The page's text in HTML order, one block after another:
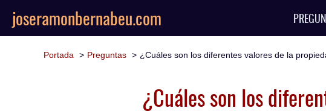
joseramonbernabeu.com
Portada Preguntas ¿Cuáles son los diferentes valores de la
¿Cuáles son los